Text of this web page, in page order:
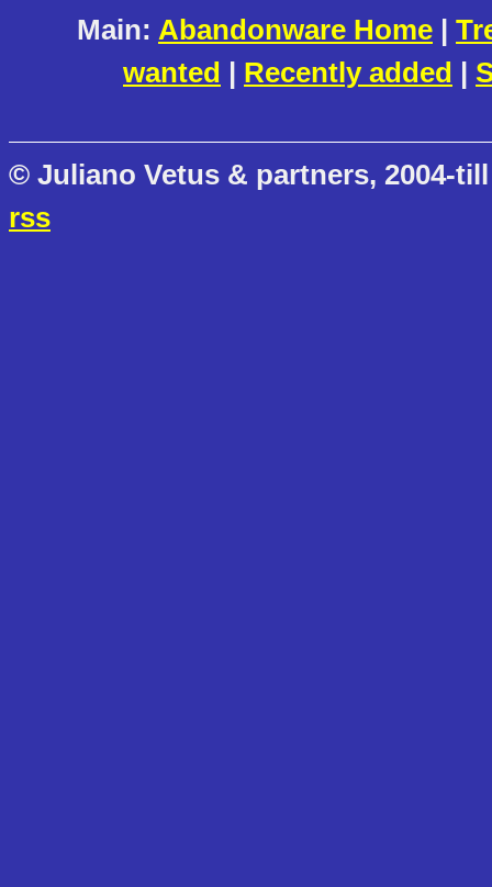
Main: Abandonware Home |
wanted | Recently added |
© Juliano Vetus & partners, 2004-
rss